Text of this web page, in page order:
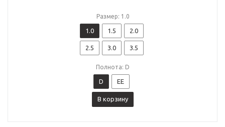
Размер: 1.0
1.0 1.5 2.0
2.5 3.0 3.5
Полнота: D
D EE
В корзину